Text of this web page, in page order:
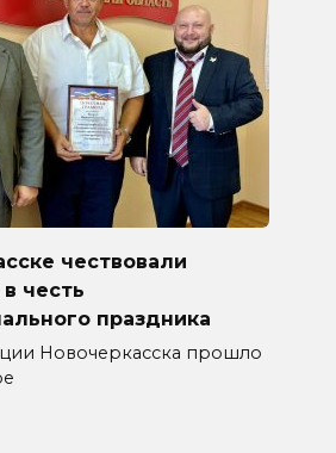
чествовали
честь
праздника
Новочеркасска прошло